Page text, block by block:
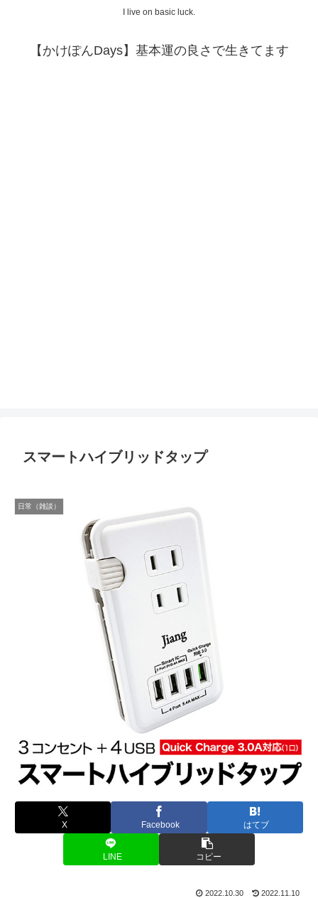
I live on basic luck.
【かけぽんDays】基本運の良さで生きてます
スマートハイブリッドタップ
日常（雑談）
X Facebook はてブ
LINE コピー
2022.10.30 2022.11.10